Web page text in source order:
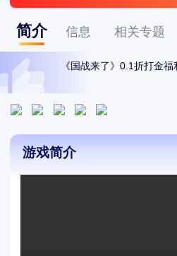
简介 信息 相关专题
《国战来了》0.1折打金
游戏简介